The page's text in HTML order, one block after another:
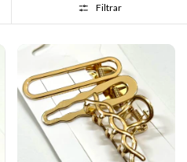
Filtrar